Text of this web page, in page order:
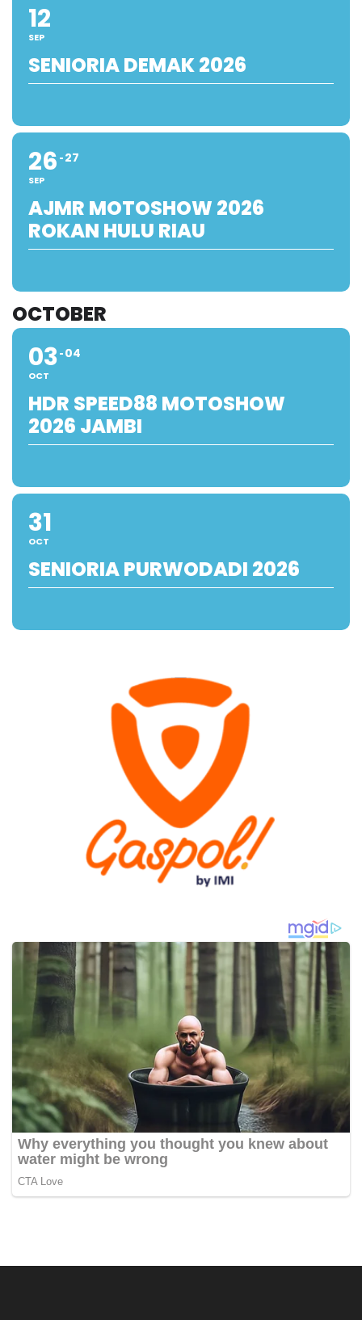
12
SEP
SENIORIA DEMAK 2026
26
SEP
27
AJMR MOTOSHOW 2026
ROKAN HULU RIAU
OCTOBER
03
OCT
04
HDR SPEED88 MOTOSHOW
2026 JAMBI
31
OCT
SENIORIA PURWODADI 2026